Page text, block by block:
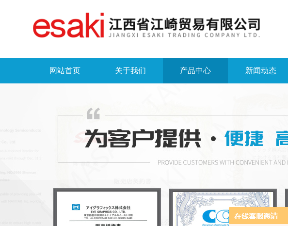
网站首页 关于我们 产品中心 新闻动态